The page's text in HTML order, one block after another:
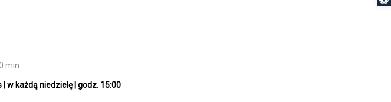
14
min
| w każdą niedzielę | godz. 15:00